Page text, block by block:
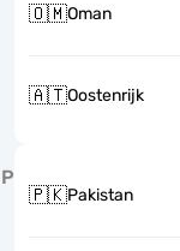
🇴🇲Oman
🇦🇹Oostenrijk
P
🇵🇰Pakistan